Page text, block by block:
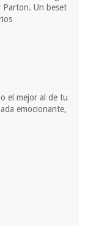
Parton. Un beset
el mejor al de tu
emocionante,